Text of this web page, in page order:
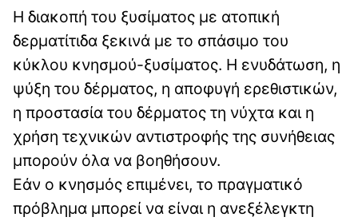
Η διακοπή του ξυσίματος με ατοπική
δερματίτιδα ξεκινά με το σπάσιμο του
κύκλου κνησμού-ξυσίματος. Η ενυδάτωση, η
ψύξη του δέρματος, η αποφυγή ερεθιστικών,
η προστασία του δέρματος τη νύχτα και η
χρήση τεχνικών αντιστροφής της συνήθειας
μπορούν όλα να βοηθήσουν.
Εάν ο κνησμός επιμένει, το πραγματικό
πρόβλημα μπορεί να είναι η ανεξέλεγκτη